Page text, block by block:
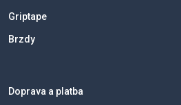
Griptape
Brzdy
Doprava a platba